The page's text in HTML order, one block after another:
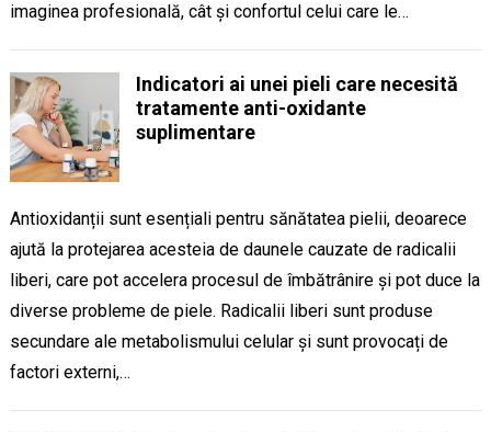
imaginea profesională, cât și confortul celui care le…
Indicatori ai unei pieli care necesită
tratamente anti-oxidante
suplimentare
Antioxidanții sunt esențiali pentru sănătatea pielii, deoarece
ajută la protejarea acesteia de daunele cauzate de radicalii
liberi, care pot accelera procesul de îmbătrânire și pot duce la
diverse probleme de piele. Radicalii liberi sunt produse
secundare ale metabolismului celular și sunt provocați de
factori externi,…